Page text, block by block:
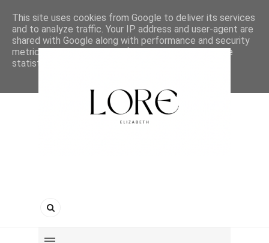
This site uses cookies from Google to deliver its services
and to analyze traffic. Your IP address and user-agent are
shared with Google along with performance and security
metrics to ensure quality of service, generate usage
statistics, and to detect and address abuse.